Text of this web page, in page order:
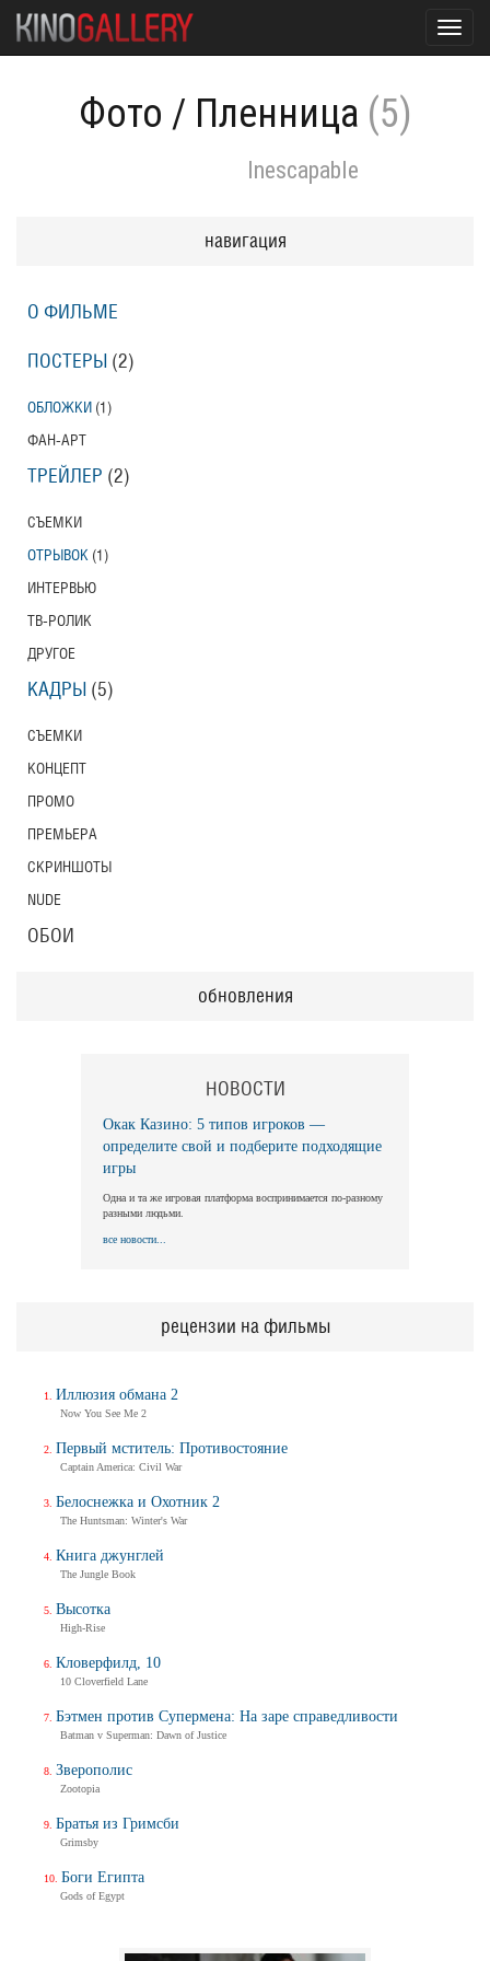
Фото / Пленница (5)
Inescapable
навигация
О ФИЛЬМЕ
ПОСТЕРЫ (2)
ОБЛОЖКИ (1)
ФАН-АРТ
ТРЕЙЛЕР (2)
СЪЕМКИ
ОТРЫВОК (1)
ИНТЕРВЬЮ
ТВ-РОЛИК
ДРУГОЕ
КАДРЫ (5)
СЪЕМКИ
КОНЦЕПТ
ПРОМО
ПРЕМЬЕРА
СКРИНШОТЫ
NUDE
ОБОИ
обновления
НОВОСТИ
Окак Казино: 5 типов игроков —
определите свой и подберите подходящие
игры
Одна и та же игровая платформа воспринимается по-разному
разными людьми.
все новости...
рецензии на фильмы
Иллюзия обмана 2
Now You See Me 2
Первый мститель: Противостояние
Captain America: Civil War
Белоснежка и Охотник 2
The Huntsman: Winter's War
Книга джунглей
The Jungle Book
Высотка
High-Rise
Кловерфилд, 10
10 Cloverfield Lane
Бэтмен против Супермена: На заре справедливости
Batman v Superman: Dawn of Justice
Зверополис
Zootopia
Братья из Гримсби
Grimsby
Боги Египта
Gods of Egypt